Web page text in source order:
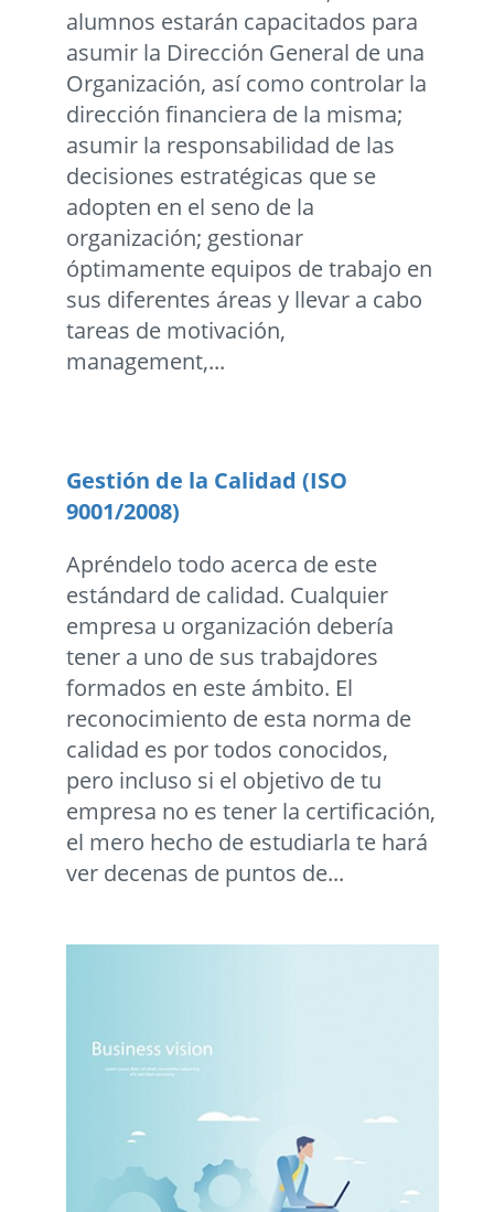
alumnos estarán capacitados para
asumir la Dirección General de una
Organización, así como controlar la
dirección financiera de la misma;
asumir la responsabilidad de las
decisiones estratégicas que se
adopten en el seno de la
organización; gestionar
óptimamente equipos de trabajo en
sus diferentes áreas y llevar a cabo
tareas de motivación,
management,...
Gestión de la Calidad (ISO
9001/2008)
Apréndelo todo acerca de este
estándard de calidad. Cualquier
empresa u organización debería
tener a uno de sus trabajdores
formados en este ámbito. El
reconocimiento de esta norma de
calidad es por todos conocidos,
pero incluso si el objetivo de tu
empresa no es tener la certificación,
el mero hecho de estudiarla te hará
ver decenas de puntos de...